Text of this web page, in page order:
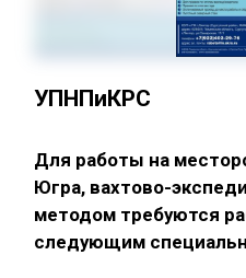
УПНПиКРС
Для работы на
Югра, вахтово-
методом требуются
следующим